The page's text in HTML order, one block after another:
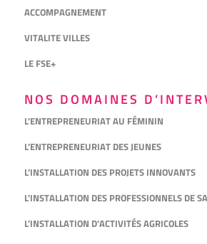
ACCOMPAGNEMENT
VITALITE VILLES
LE FSE+
NOS DOMAINES
L’ENTREPRENEURIAT AU FÉMININ
L’ENTREPRENEURIAT DES JEUNES
L’INSTALLATION DES PROJETS INNOVANTS
L’INSTALLATION DES PROFESSIONNELS DE
L’INSTALLATION D’ACTIVITÉS AGRICOLES